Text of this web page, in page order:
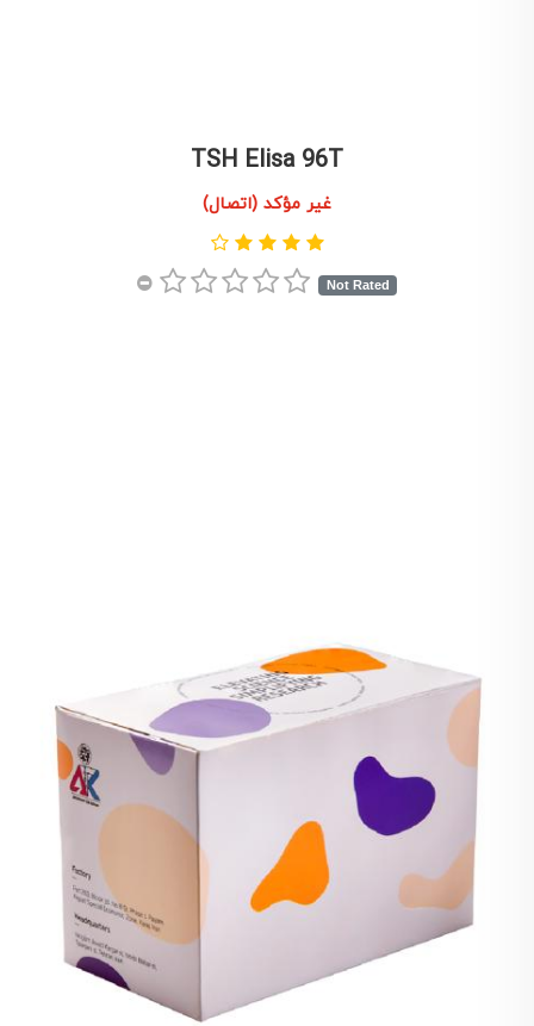
TSH Elisa 96T
غير مؤكد (اتصال)
Not Rated